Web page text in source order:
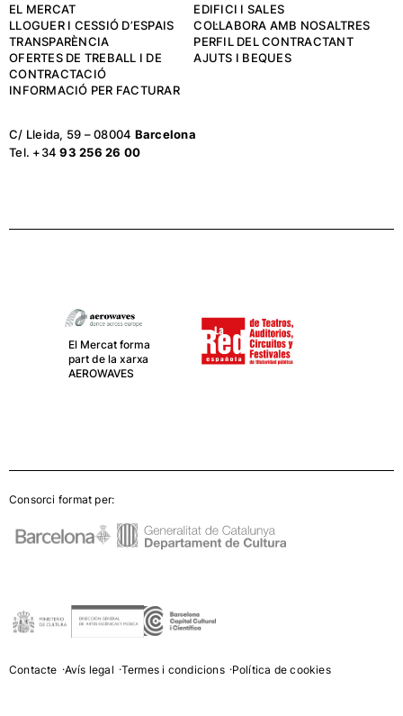
EL MERCAT
EDIFICI I SALES
LLOGUER I CESSIÓ D’ESPAIS
COL·LABORA AMB NOSALTRES
TRANSPARÈNCIA
PERFIL DEL CONTRACTANT
OFERTES DE TREBALL I DE
CONTRACTACIÓ
AJUTS I BEQUES
INFORMACIÓ PER FACTURAR
C/ Lleida, 59 – 08004 Barcelona
Tel. +3493 256 26 00
El Mercat forma
part de la xarxa
AEROWAVES
Consorci format per:
Contacte Avís legal Termes i condicions Política de cookies